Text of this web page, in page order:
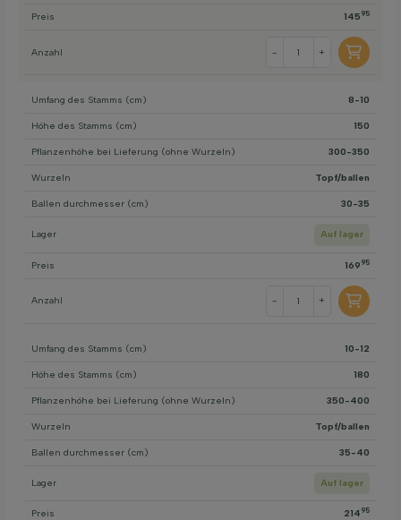
Preis 145 95
Anzahl - +
Umfang des Stamms (cm) 8-10
Höhe des Stamms (cm) 150
Pflanzenhöhe bei Lieferung (ohne Wurzeln) 300-350
Wurzeln Topf/ballen
Ballen durchmesser (cm) 30-35
Lager Auf lager
Preis 169 95
Anzahl - +
Umfang des Stamms (cm) 10-12
Höhe des Stamms (cm) 180
Pflanzenhöhe bei Lieferung (ohne Wurzeln) 350-400
Wurzeln Topf/ballen
Ballen durchmesser (cm) 35-40
Lager Auf lager
Preis 214 95